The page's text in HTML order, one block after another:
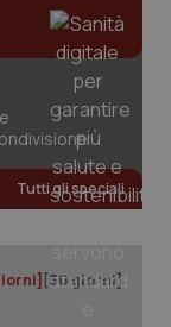
Tutti gli speciali
[30 giorni]
2